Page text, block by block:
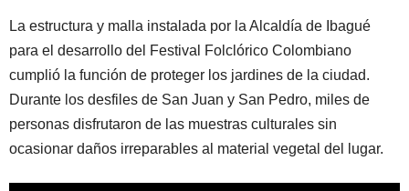
La estructura y malla instalada por la Alcaldía de Ibagué
para el desarrollo del Festival Folclórico Colombiano
cumplió la función de proteger los jardines de la ciudad.
Durante los desfiles de San Juan y San Pedro, miles de
personas disfrutaron de las muestras culturales sin
ocasionar daños irreparables al material vegetal del lugar.